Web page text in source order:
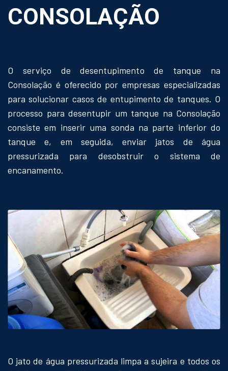
CONSOLAÇÃO
O serviço de desentupimento de tanque na
Consolação é oferecido por empresas especializadas
para solucionar casos de entupimento de tanques. O
processo para desentupir um tanque na Consolação
consiste em inserir uma sonda na parte inferior do
tanque e, em seguida, enviar jatos de água
pressurizada para desobstruir o sistema de
encanamento.
O jato de água pressurizada limpa a sujeira e todos os